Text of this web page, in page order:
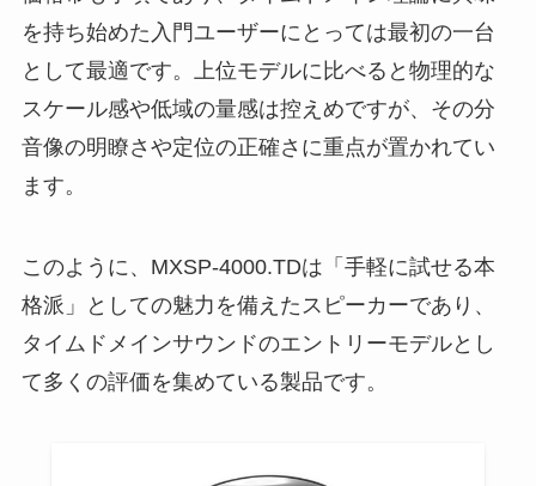
を持ち始めた入門ユーザーにとっては最初の一台
として最適です。上位モデルに比べると物理的な
スケール感や低域の量感は控えめですが、その分
音像の明瞭さや定位の正確さに重点が置かれてい
ます。
このように、MXSP-4000.TDは「手軽に試せる本
格派」としての魅力を備えたスピーカーであり、
タイムドメインサウンドのエントリーモデルとし
て多くの評価を集めている製品です。